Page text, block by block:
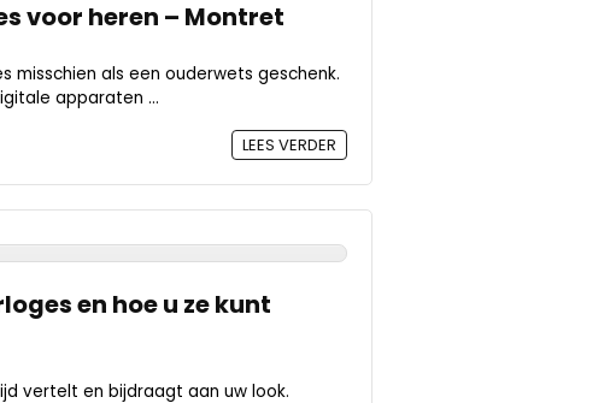
voor heren – Montret
misschien als een ouderwets geschenk.
apparaten ...
LEES VERDER
en hoe u ze kunt
vertelt en bijdraagt ​​aan uw look.